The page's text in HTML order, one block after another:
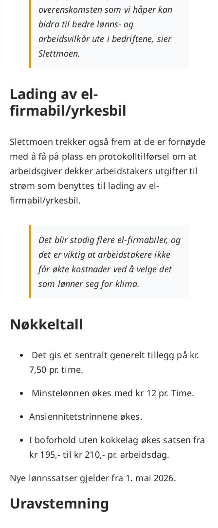
overenskomsten som vi håper kan
bidra til bedre lønns- og
arbeidsvilkår ute i bedriftene, sier
Slettmoen.
Lading av el-
firmabil/yrkesbil
Slettmoen trekker også frem at de er fornøyde
med å få på plass en protokolltilførsel om at
arbeidsgiver dekker arbeidstakers utgifter til
strøm som benyttes til lading av el-
firmabil/yrkesbil.
Det blir stadig flere el-firmabiler, og
det er viktig at arbeidstakere ikke
får økte kostnader ved å velge det
som lønner seg for klima.
Nøkkeltall
Det gis et sentralt generelt tillegg på kr.
7,50 pr. time.
Minstelønnen økes med kr 12 pr. Time.
Ansiennitetstrinnene økes.
I boforhold uten kokkelag økes satsen fra
kr 195,- til kr 210,- pr. arbeidsdag.
Nye lønnssatser gjelder fra 1. mai 2026.
Uravstemning